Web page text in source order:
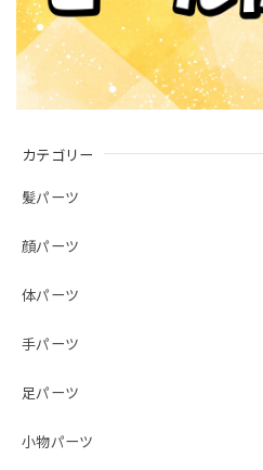
カテゴリー
髪パーツ
顔パーツ
体パーツ
手パーツ
足パーツ
小物パーツ